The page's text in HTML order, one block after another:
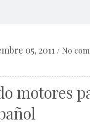
05, 2011 / No
motores